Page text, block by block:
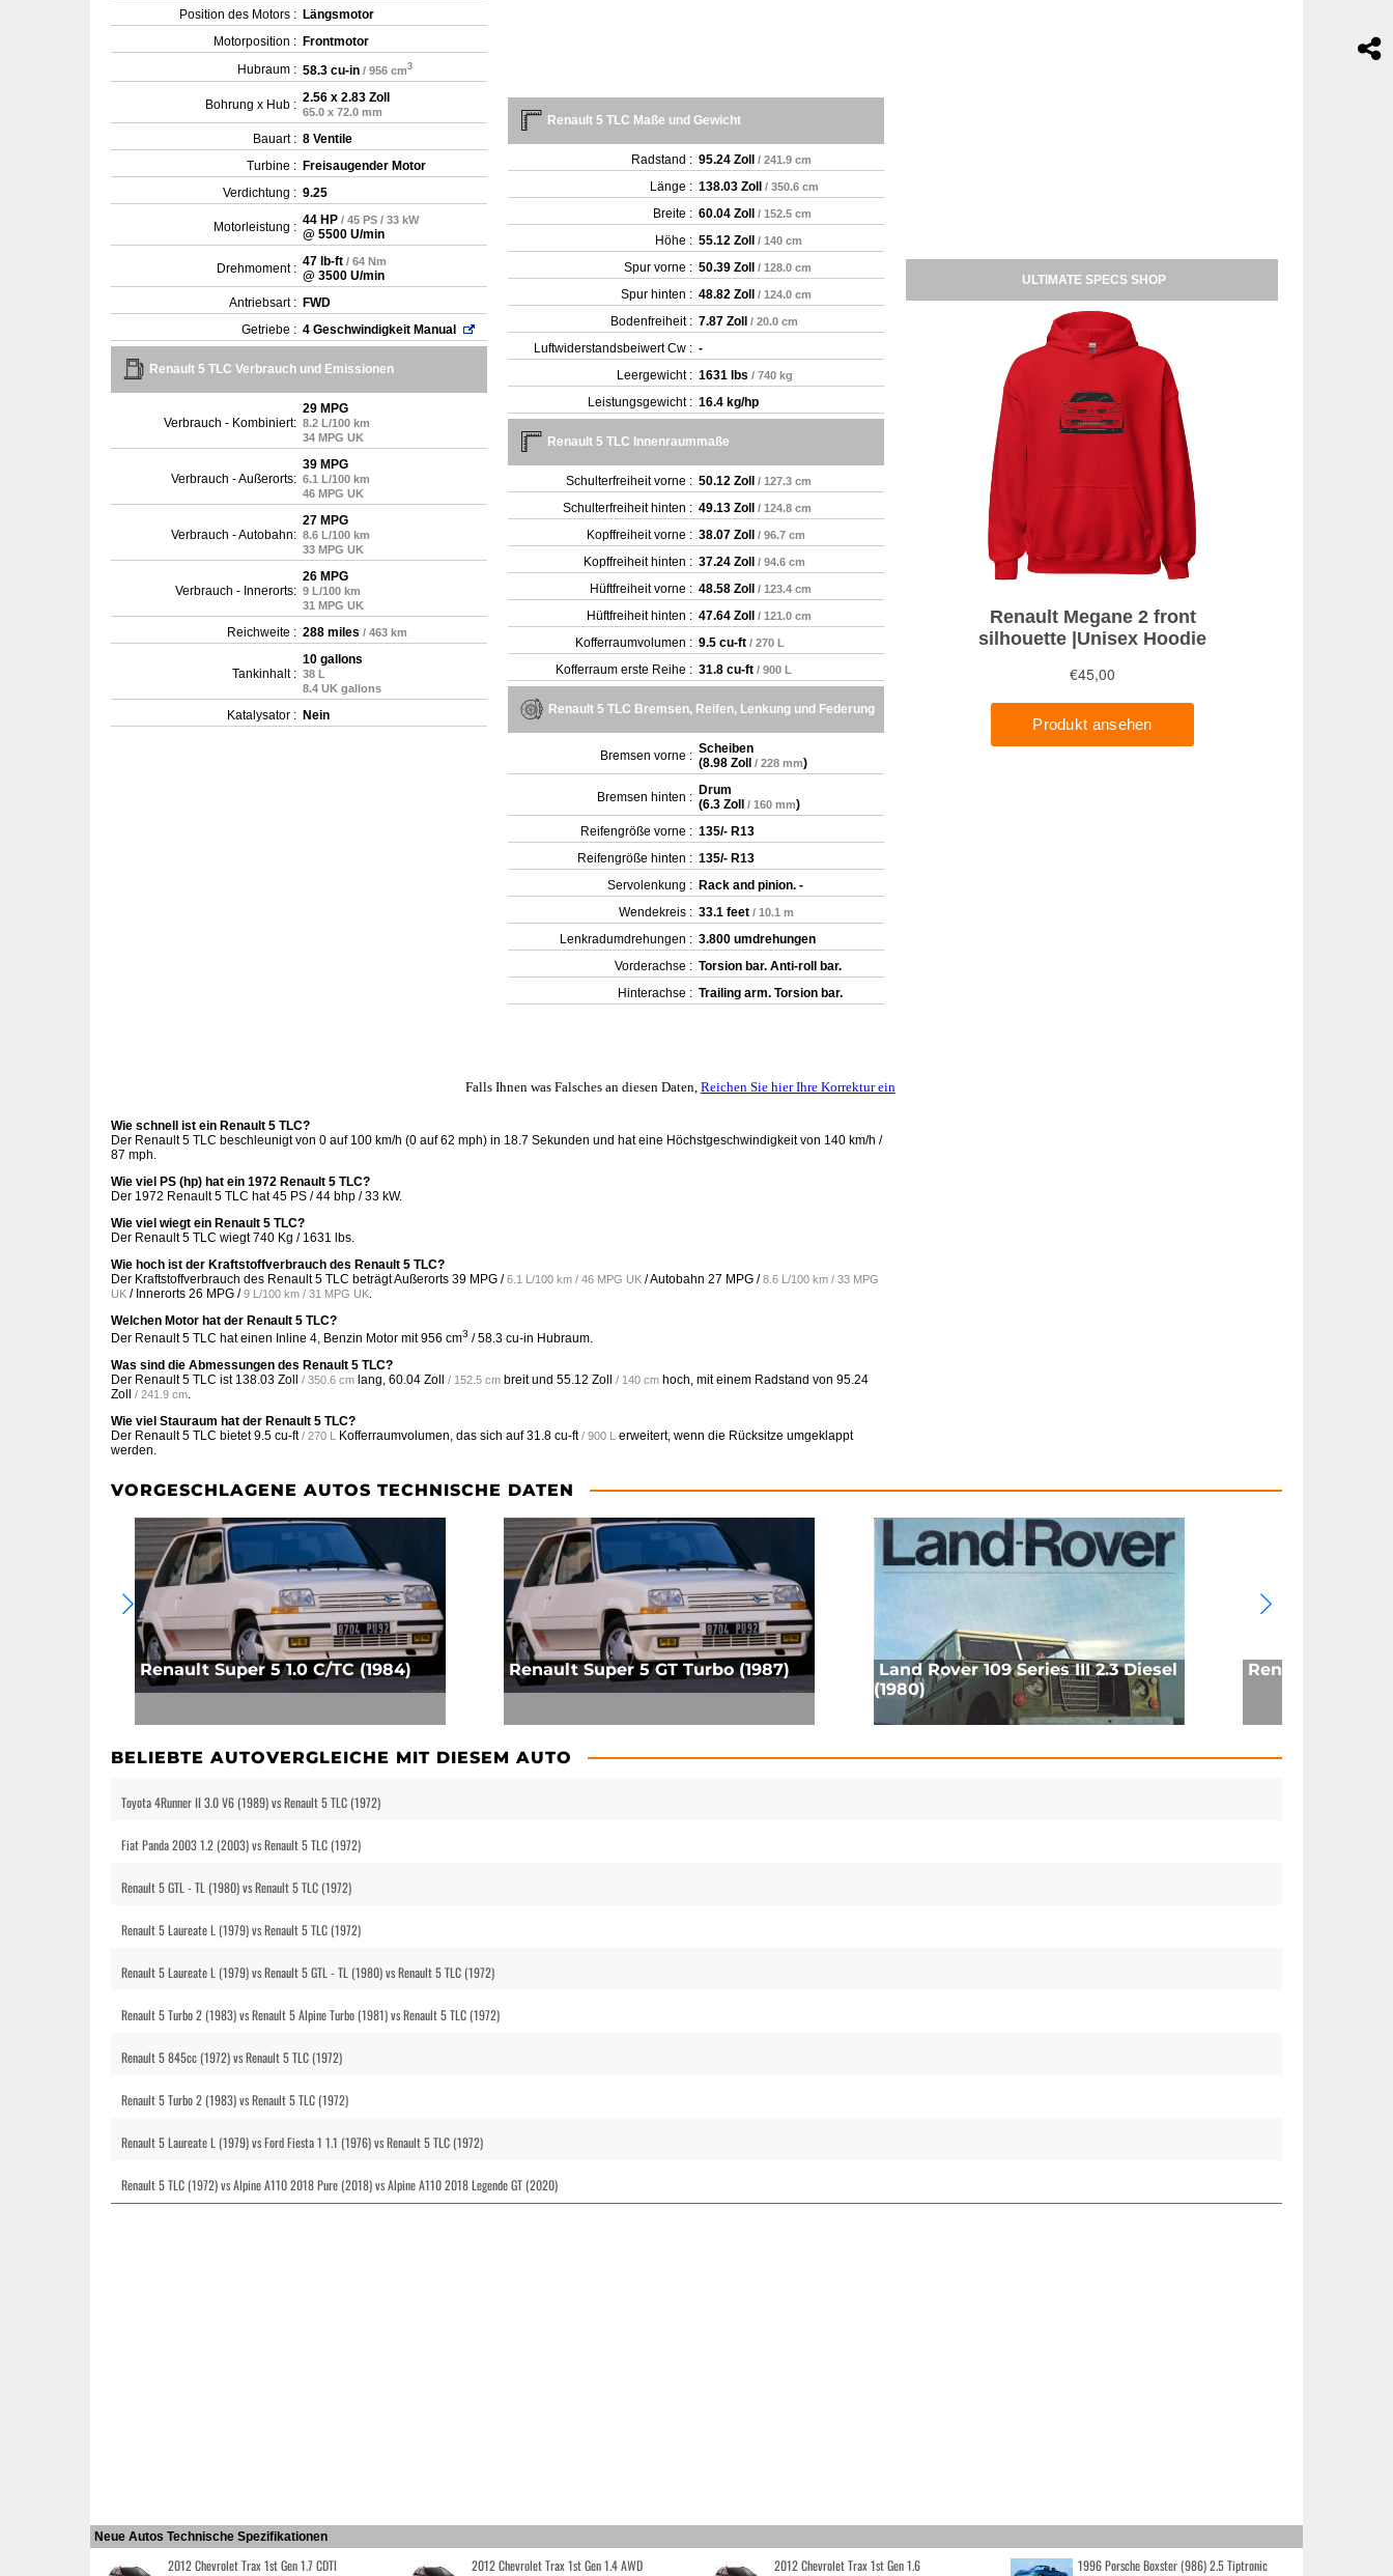
Position des Motors : Längsmotor
Motorposition : Frontmotor
Hubraum : 58.3 cu-in / 956 cm3
Bohrung x Hub : 2.56 x 2.83 Zoll
65.0 x 72.0 mm
Bauart : 8 Ventile
Turbine : Freisaugender Motor
Verdichtung : 9.25
Motorleistung : 44 HP / 45 PS / 33 kW
@ 5500 U/min
Drehmoment : 47 lb-ft / 64 Nm
@ 3500 U/min
Antriebsart : FWD
Getriebe : 4 Geschwindigkeit Manual
Renault 5 TLC Verbrauch und Emissionen
Verbrauch - Kombiniert:
29 MPG
8.2 L/100 km
34 MPG UK
Verbrauch - Außerorts:
39 MPG
6.1 L/100 km
46 MPG UK
Verbrauch - Autobahn:
27 MPG
8.6 L/100 km
33 MPG UK
Verbrauch - Innerorts:
26 MPG
9 L/100 km
31 MPG UK
Reichweite : 288 miles / 463 km
Tankinhalt :
10 gallons
38 L
8.4 UK gallons
Katalysator : Nein
Renault 5 TLC Maße und Gewicht
Radstand : 95.24 Zoll / 241.9 cm
Länge : 138.03 Zoll / 350.6 cm
Breite : 60.04 Zoll / 152.5 cm
Höhe : 55.12 Zoll / 140 cm
Spur vorne : 50.39 Zoll / 128.0 cm
Spur hinten : 48.82 Zoll / 124.0 cm
Bodenfreiheit : 7.87 Zoll / 20.0 cm
Luftwiderstandsbeiwert Cw : -
Leergewicht‎ : 1631 lbs / 740 kg
Leistungsgewicht : 16.4 kg/hp
Renault 5 TLC Innenraummaße
Schulterfreiheit vorne : 50.12 Zoll / 127.3 cm
Schulterfreiheit hinten : 49.13 Zoll / 124.8 cm
Kopffreiheit vorne : 38.07 Zoll / 96.7 cm
Kopffreiheit hinten : 37.24 Zoll / 94.6 cm
Hüftfreiheit vorne : 48.58 Zoll / 123.4 cm
Hüftfreiheit hinten : 47.64 Zoll / 121.0 cm
Kofferraumvolumen : 9.5 cu-ft / 270 L
Kofferraum erste Reihe : 31.8 cu-ft / 900 L
Renault 5 TLC Bremsen, Reifen, Lenkung und Federung
Bremsen vorne : Scheiben
(8.98 Zoll / 228 mm)
Bremsen hinten : Drum
(6.3 Zoll / 160 mm)
Reifengröße vorne : 135/- R13
Reifengröße hinten : 135/- R13
Servolenkung : Rack and pinion. -
Wendekreis : 33.1 feet / 10.1 m
Lenkradumdrehungen : 3.800 umdrehungen
Vorderachse : Torsion bar. Anti-roll bar.
Hinterachse : Trailing arm. Torsion bar.
Falls Ihnen was Falsches an diesen Daten, Reichen Sie hier Ihre Korrektur ein
Wie schnell ist ein Renault 5 TLC?
Der Renault 5 TLC beschleunigt von 0 auf 100 km/h (0 auf 62 mph) in 18.7 Sekunden und hat eine Höchstgeschwindigkeit von 140 km/h /
87 mph.
Wie viel PS (hp) hat ein 1972 Renault 5 TLC?
Der 1972 Renault 5 TLC hat 45 PS / 44 bhp / 33 kW.
Wie viel wiegt ein Renault 5 TLC?
Der Renault 5 TLC wiegt 740 Kg / 1631 lbs.
Wie hoch ist der Kraftstoffverbrauch des Renault 5 TLC?
Der Kraftstoffverbrauch des Renault 5 TLC beträgt Außerorts 39 MPG /6.1 L/100 km / 46 MPG UK / Autobahn 27 MPG /8.6 L/100 km / 33 MPG
UK / Innerorts 26 MPG /9 L/100 km / 31 MPG UK.
Welchen Motor hat der Renault 5 TLC?
Der Renault 5 TLC hat einen Inline 4, Benzin Motor mit 956 cm3 / 58.3 cu-in Hubraum.
Was sind die Abmessungen des Renault 5 TLC?
Der Renault 5 TLC ist 138.03 Zoll / 350.6 cm lang, 60.04 Zoll / 152.5 cm breit und 55.12 Zoll / 140 cm hoch, mit einem Radstand von 95.24
Zoll
/ 241.9 cm.
Wie viel Stauraum hat der Renault 5 TLC?
Der Renault 5 TLC bietet9.5 cu-ft / 270 L Kofferraumvolumen, das sich auf31.8 cu-ft / 900 L erweitert, wenn die Rücksitze umgeklappt
werden.
ULTIMATE SPECS SHOP
VORGESCHLAGENE AUTOS TECHNISCHE DATEN
Renault Super 5 1.0 C/TC (1984) Renault Super 5 GT Turbo (1987)
Land Rover 109 Series III 2.3 Diesel
(1980)
Renault 4 (1983)
BELIEBTE AUTOVERGLEICHE MIT DIESEM AUTO
Toyota 4Runner II 3.0 V6 (1989) vs Renault 5 TLC (1972)
Fiat Panda 2003 1.2 (2003) vs Renault 5 TLC (1972)
Renault 5 GTL - TL (1980) vs Renault 5 TLC (1972)
Renault 5 Laureate L (1979) vs Renault 5 TLC (1972)
Renault 5 Laureate L (1979) vs Renault 5 GTL - TL (1980) vs Renault 5 TLC (1972)
Renault 5 Turbo 2 (1983) vs Renault 5 Alpine Turbo (1981) vs Renault 5 TLC (1972)
Renault 5 845cc (1972) vs Renault 5 TLC (1972)
Renault 5 Turbo 2 (1983) vs Renault 5 TLC (1972)
Renault 5 Laureate L (1979) vs Ford Fiesta 1 1.1 (1976) vs Renault 5 TLC (1972)
Renault 5 TLC (1972) vs Alpine A110 2018 Pure (2018) vs Alpine A110 2018 Legende GT (2020)
Neue Autos Technische Spezifikationen
2012 Chevrolet Trax 1st Gen 1.7 CDTI 2012 Chevrolet Trax 1st Gen 1.4 AWD 2012 Chevrolet Trax 1st Gen 1.6 1996 Porsche Boxster (986) 2.5 Tiptronic